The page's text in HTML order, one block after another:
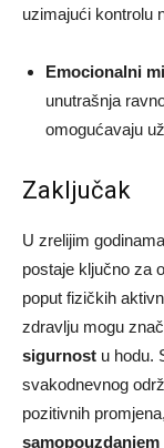
uzimajući kontrolu
Emocionalni
unutrašnja
omogućavaju
Zaključak
U zrelijim
postaje ključno za
poput fizičkih
zdravlju mogu
sigurnost u hodu.
svakodnevnog
pozitivnih
samopouzdanjem